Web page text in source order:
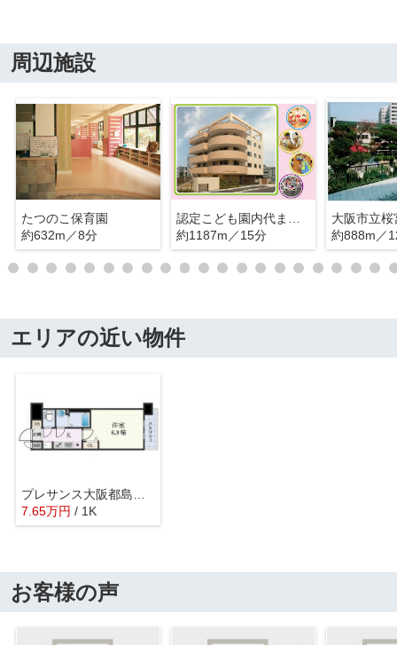
周辺施設
たつのこ保育園
約632m／8分
認定こども園内代まつのはな保育園
約1187m／15分
大阪市立桜
約888m／
エリアの近い物件
7.65万円 / 1K
お客様の声